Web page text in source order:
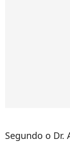
Segundo o Dr.